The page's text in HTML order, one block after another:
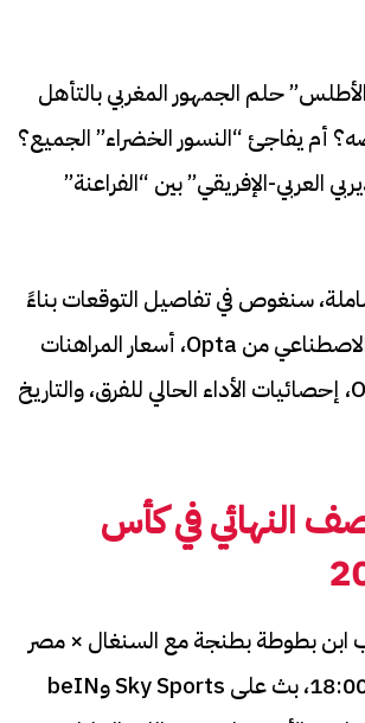
حلم الجمهور المغربي بالتأهل
أم يفاجئ “النسور الخضراء” الجميع؟
العربي-الإفريقي” بين “الفراعنة”
سنغوص في تفاصيل التوقعات بناءً
على بيانات الذكاء الاصطناعي من Opta، أسعار المراهنات
من Oddschecker، إحصائيات الأداء الحالي للفرق، والتاريخ
النهائي في كأس
ابن بطوطة بطنجة مع السنغال × مصر
(بتوقيت المغرب: 18:00، بث على Sky Sports وbeIN